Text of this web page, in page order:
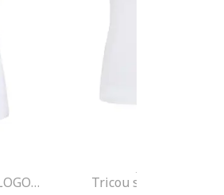
Tricou pentru dama C_ELOGO_PRINT_7, Bumbac, Alb
Tricou skinny fit, Alb